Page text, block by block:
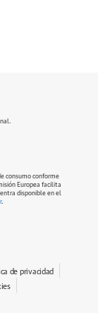
consumo conforme
Europea facilita
disponible en el
.
de privacidad